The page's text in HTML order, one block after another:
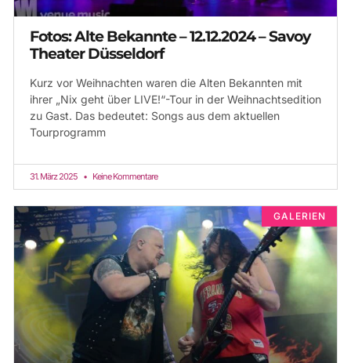
Fotos: Alte Bekannte – 12.12.2024 – Savoy
Theater Düsseldorf
Kurz vor Weihnachten waren die Alten Bekannten mit
ihrer „Nix geht über LIVE!“-Tour in der Weihnachtsedition
zu Gast. Das bedeutet: Songs aus dem aktuellen
Tourprogramm
31. März 2025 Keine Kommentare
GALERIEN